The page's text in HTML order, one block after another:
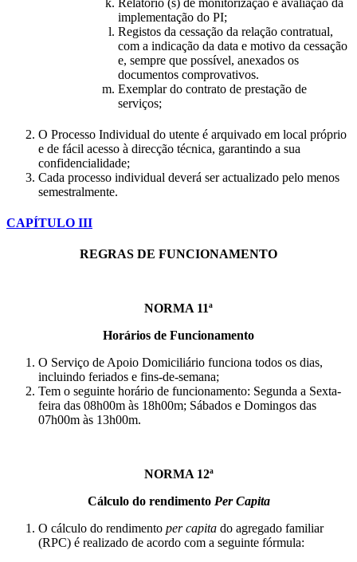
implementação do PI;
Registos da cessação da relação contratual,
com a indicação da data e motivo da cessação
e, sempre que possível, anexados os
documentos comprovativos.
Exemplar do contrato de prestação de
serviços;
O Processo Individual do utente é arquivado em local próprio
e de fácil acesso à direcção técnica, garantindo a sua
confidencialidade;
Cada processo individual deverá ser actualizado pelo menos
semestralmente.
CAPÍTULO III
REGRAS DE FUNCIONAMENTO
NORMA 11ª
Horários de Funcionamento
O Serviço de Apoio Domiciliário funciona todos os dias,
incluindo feriados e fins-de-semana;
Tem o seguinte horário de funcionamento: Segunda a Sexta-
feira das 08h00m às 18h00m; Sábados e Domingos das
07h00m às 13h00m.
NORMA 12ª
Cálculo do rendimento Per Capita
O cálculo do rendimento per capita do agregado familiar
(RPC) é realizado de acordo com a seguinte fórmula: